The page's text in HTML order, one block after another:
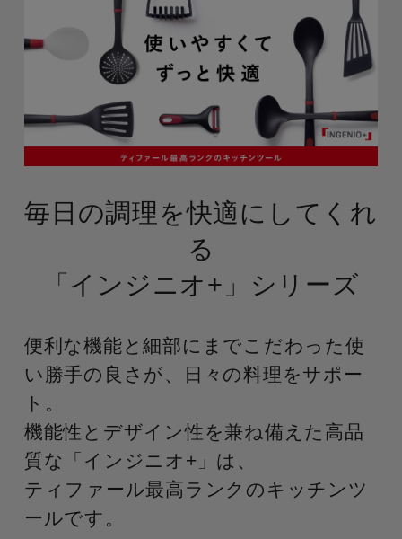
毎日の調理を快適にしてくれ
る
「インジニオ+」シリーズ
便利な機能と細部にまでこだわった使
い勝手の良さが、日々の料理をサポー
ト。
機能性とデザイン性を兼ね備えた高品
質な「インジニオ+」は、
ティファール最高ランクのキッチンツ
ールです。